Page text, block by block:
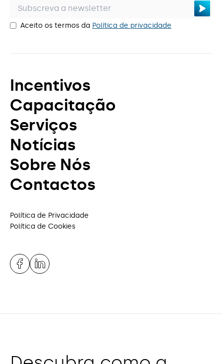
Aceito os termos da Política de privacidade
Incentivos
Capacitação
Serviços
Notícias
Sobre Nós
Contactos
Política de Privacidade
Política de Cookies